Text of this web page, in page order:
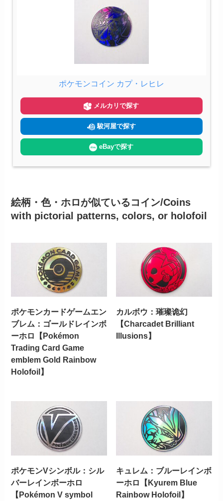
ポケモンコイン カプ・レヒレ
メルカリで探す
駿河屋で探す
eBayで探す
絵柄・色・ホロが似ているコイン/Coins
with pictorial patterns, colors, or holofoil
ポケモンカードゲームエン
ブレム：ゴールドレインボ
ーホロ【Pokémon
Trading Card Game
emblem Gold Rainbow
Holofoil】
カルボウ：璀璨诡幻
【Charcadet Brilliant
Illusions】
ポケモンVシンボル：シル
バーレインボーホロ
【Pokémon V symbol
キュレム：ブルーレインボ
ーホロ【Kyurem Blue
Rainbow Holofoil】